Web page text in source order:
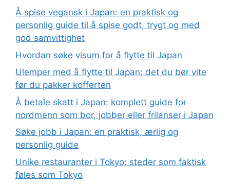
Å spise vegansk i Japan: en praktisk og
personlig guide til å spise godt, trygt og med
god samvittighet
Hvordan søke visum for å flytte til Japan
Ulemper med å flytte til Japan: det du bør vite
før du pakker kofferten
Å betale skatt i Japan: komplett guide for
nordmenn som bor, jobber eller frilans­er i Japan
Søke jobb i Japan: en praktisk, ærlig og
personlig guide
Unike restauranter i Tokyo: steder som faktisk
føles som Tokyo